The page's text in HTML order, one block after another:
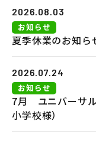
2026.08.03
お知らせ
夏季休業のお知ら
2026.07.24
お知らせ
7月 ユニバーサル
小学校様）